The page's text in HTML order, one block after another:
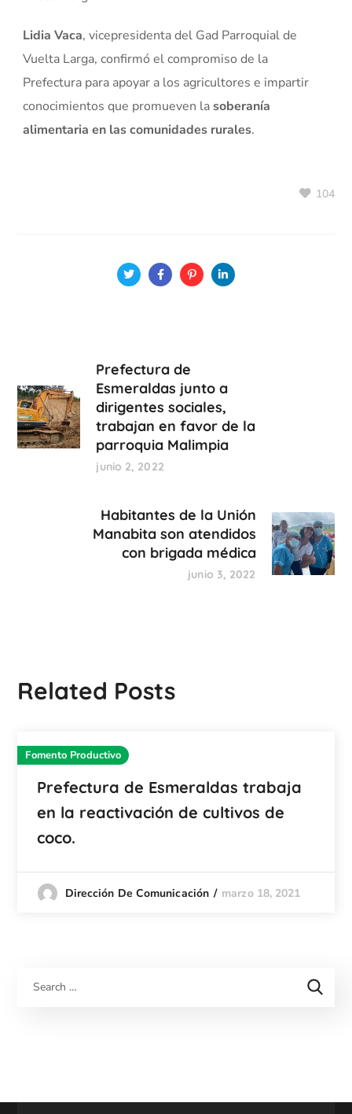
Lidia Vaca, vicepresidenta del Gad Parroquial de
Vuelta Larga, confirmó el compromiso de la
Prefectura para apoyar a los agricultores e impartir
conocimientos que promueven lasoberanía
alimentaria en las comunidades rurales.
104
Prefectura de
Esmeraldas junto a
dirigentes sociales,
trabajan en favor de la
parroquia Malimpia
junio 2, 2022
Habitantes de la Unión
Manabita son atendidos
con brigada médica
junio 3, 2022
Related Posts
Fomento Productivo
Prefectura de Esmeraldas trabaja
en la reactivación de cultivos de
coco.
Dirección De Comunicación marzo 18, 2021